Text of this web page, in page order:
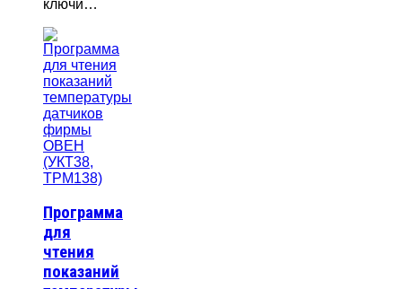
ключи…
Программа
для
чтения
показаний